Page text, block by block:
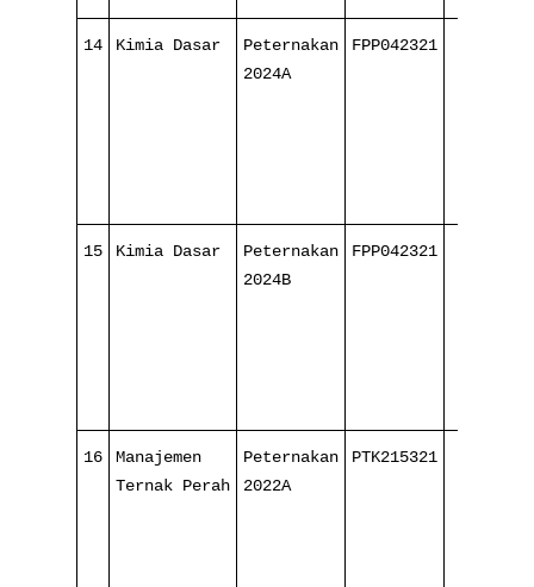
14 Kimia Dasar
Peternakan
2024A
FPP042321
15 Kimia Dasar
Peternakan
2024B
FPP042321
16
Manajemen
Ternak Perah
Peternakan
2022A
PTK215321